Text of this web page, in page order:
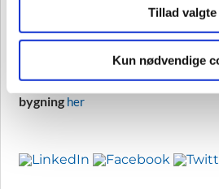
Tillad valgte
Kun nødvendige
4 årlige events med 4 unikke
timer fordelt på 4 indlæg.
Læs mere om 4×4 by Danvak
bygning her